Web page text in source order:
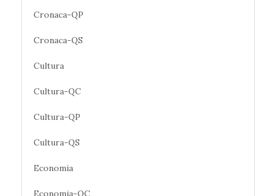
Cronaca-QP
Cronaca-QS
Cultura
Cultura-QC
Cultura-QP
Cultura-QS
Economia
Economia-QC